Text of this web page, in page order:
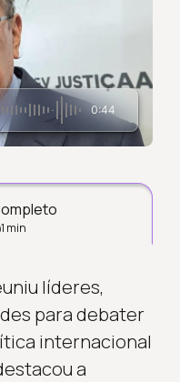
0:44
1 min
líderes,
para debater
internacional
a